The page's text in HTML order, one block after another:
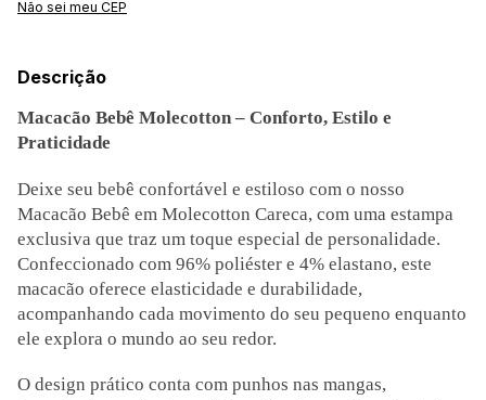
Não sei meu CEP
Descrição
Macacão Bebê Molecotton – Conforto, Estilo e
Praticidade
Deixe seu bebê confortável e estiloso com o nosso
Macacão Bebê em Molecotton Careca, com uma estampa
exclusiva que traz um toque especial de personalidade.
Confeccionado com 96% poliéster e 4% elastano, este
macacão oferece elasticidade e durabilidade,
acompanhando cada movimento do seu pequeno enquanto
ele explora o mundo ao seu redor.
O design prático conta com punhos nas mangas,